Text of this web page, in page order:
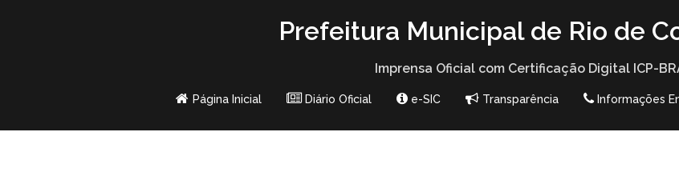
Prefeitura Municipal de Rio de
Imprensa Oficial com Certificação Digital ICP-
Página Inicial Diário Oficial e-SIC Transparência Informações